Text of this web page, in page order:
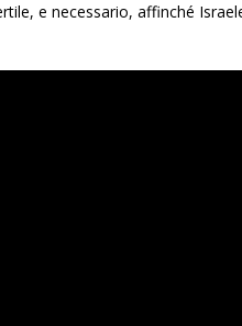
e necessario, affinché